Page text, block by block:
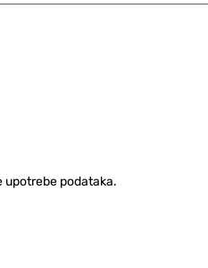
upotrebe podataka.